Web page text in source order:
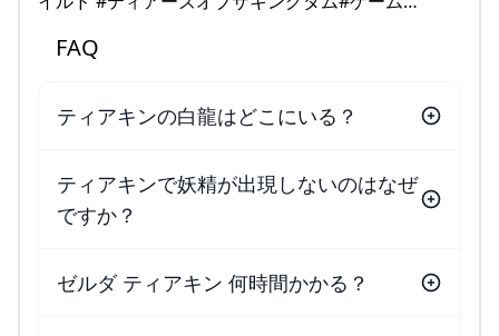
FAQ
ティアキンの白龍はどこにいる？
ティアキンで妖精が出現しないのはなぜ
ですか？
ゼルダ ティアキン 何時間かかる？